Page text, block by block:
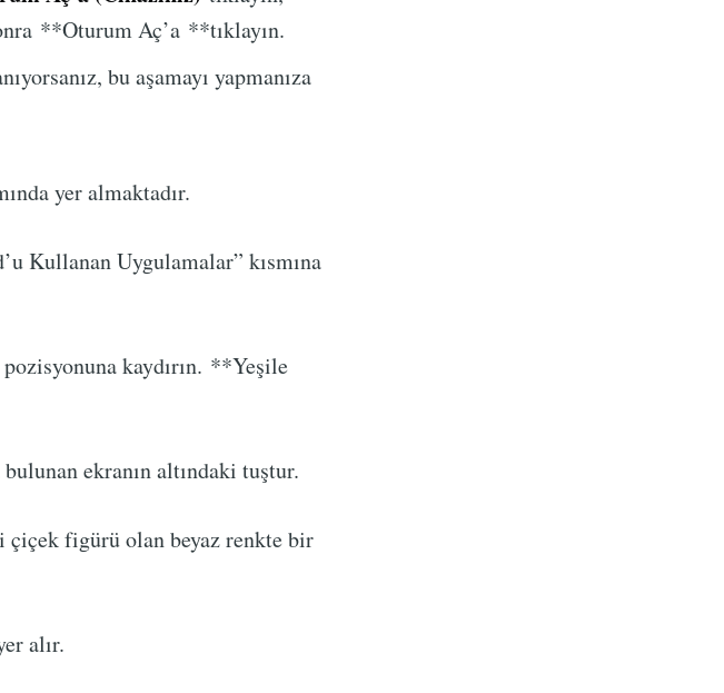
**Oturum Aç’a **tıklayın.
bu aşamayı yapmanıza
yer almaktadır.
Kullanan Uygulamalar” kısmına
kaydırın. **Yeşile
ekranın altındaki tuştur.
çiçek figürü olan beyaz renkte bir
alır.